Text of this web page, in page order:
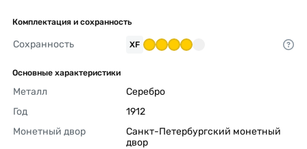
Комплектация и сохранность
Сохранность XF
Основные характеристики
Металл
Серебро
Год
1912
Монетный двор
Санкт-Петербургский монетный
двор